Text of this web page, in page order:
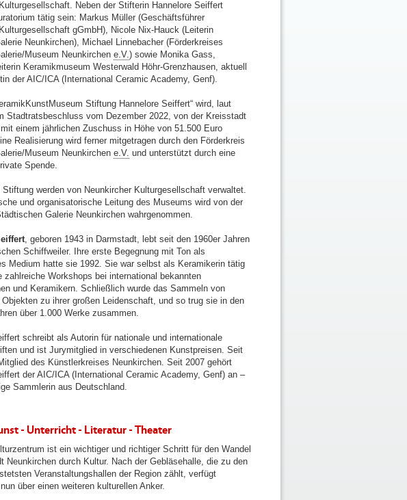
Neben der Stifterin Hannelore Seiffert
tätig sein: Markus Müller (Geschäftsführer
gGmbH), Nicole Nix-Hauck (Leiterin
Neunkirchen), Michael Linnebacher (Förderkreises
Museum Neunkirchen e.V.) sowie Monika Gass,
Keramikmuseum Westerwald Höhr-Grenzhausen, aktuell
der AIC/ICA (International Ceramic Academy, Genf).
Stiftung Hannelore Seiffert“ wird, laut
Stadtratsbeschluss vom Dezember 2022, von der Kreisstadt
einem jährlichen Zuschuss in Höhe von 51.500 Euro
Realisierung wird ferner mitgetragen durch den Förderkreis
Museum Neunkirchen e.V. und unterstützt durch eine
Spende.
Stiftung werden von Neunkircher Kulturgesellschaft verwaltet.
und organisatorische Leitung des Museums wird von der
Galerie Neunkirchen wahrgenommen.
, geboren 1943 in Darmstadt, lebt seit den 1960er Jahren
Schiffweiler. Ihre erste Begegnung mit Ton als
Medium hatte sie 1992. Sie war selbst als Keramikerin tätig
zahlreiche Workshops bei international bekannten
und Keramikern. Schließlich wurde das Sammeln von
Objekten zu ihrer großen Leidenschaft, und so trug sie in den
über 1.000 Werke zusammen.
schreibt als Autorin für nationale und internationale
und ist Jurymitglied in verschiedenen Kunstpreisen. Seit
des Künstlerkreises Neunkirchen. Seit 2007 gehört
der AIC/ICA (International Ceramic Academy, Genf) an –
Sammlerin aus Deutschland.
- Unterricht - Literatur - Theater
ist ein wichtiger und richtiger Schritt für den Wandel
Neunkirchen durch Kultur. Nach der Gebläsehalle, die zu den
Veranstaltungshallen der Region zählt, verfügt
über einen weiteren kulturellen Anker.